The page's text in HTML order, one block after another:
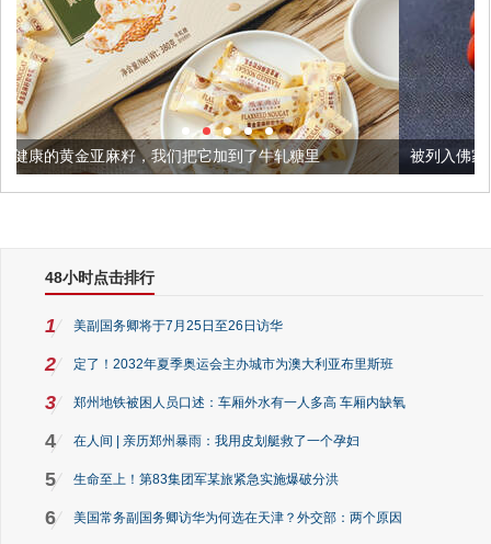
我们把它加到了牛轧糖里 被列入佛家七宝的它到底有多美
48小时点击排行
1 美副国务卿将于7月25日至26日访华
2 定了！2032年夏季奥运会主办城市为澳大利亚布里斯班
3 郑州地铁被困人员口述：车厢外水有一人多高 车厢内缺氧
4 在人间 | 亲历郑州暴雨：我用皮划艇救了一个孕妇
5 生命至上！第83集团军某旅紧急实施爆破分洪
6 美国常务副国务卿访华为何选在天津？外交部：两个原因